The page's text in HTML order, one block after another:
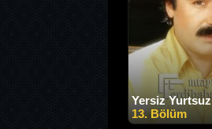
Yersiz Yurtsuz
13. Bölüm